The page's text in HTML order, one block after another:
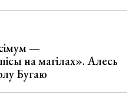
—
на магілах». Алесь
Бугаю